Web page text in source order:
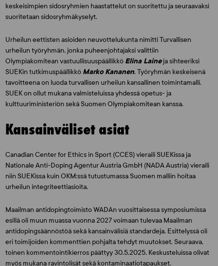
keskeisimpien sidosryhmien haastattelut on suoritettu ja seuraavaksi
suoritetaan sidosryhmäkyselyt.
Urheilun eettisten asioiden neuvottelukunta nimitti Turvallisen
urheilun työryhmän, jonka puheenjohtajaksi valittiin
Olympiakomitean vastuullisuuspäällikkö Elina Laineja sihteeriksi
SUEKin tutkimuspäällikkö Marko Kananen. Työryhmän keskeisenä
tavoitteena on luoda turvallisen urheilun kansallinen toimintamalli.
SUEK on ollut mukana valmisteluissa yhdessä opetus- ja
kulttuuriministeriön sekä Suomen Olympiakomitean kanssa.
Kansainväliset asiat
Canadian Center for Ethics in Sport (CCES) vieraili SUEKissa ja
Nationale Anti-Doping Agentur Austria GmbH (NADA Austria) vieraili
niin SUEKissa kuin OKM:ssä tutustumassa Suomen malliin hoitaa
urheilun integriteettiasioita.
Maailman antidopingtoimisto WADAn vuosittaisessa symposiumissa
esillä oli muun muassa vuonna 2027 voimaan tulevaa Maailman
antidopingsäännöstöä sekä kansainvälisiä standardeja. Esittelyssä oli
eri toimijoiden kommenttien pohjalta tehdyt muutokset. Seuraava,
toinen kommentointikierros päättyy 30.5.2025. Keskusteluissa olivat
myös mukana ravintolisät sekä kontaminaatiotapaukset.